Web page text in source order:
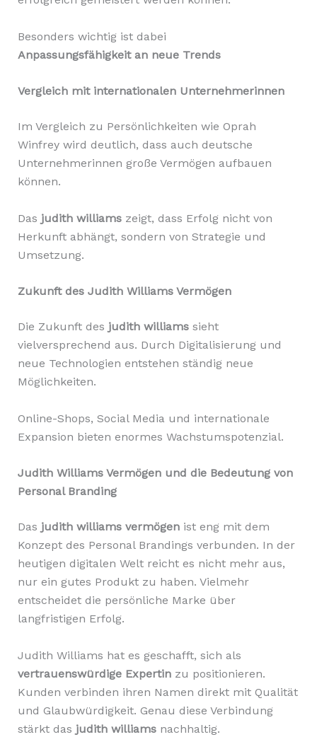
Besonders wichtig ist dabei
Anpassungsfähigkeit an neue Trends
Vergleich mit internationalen Unternehmerinnen
Im Vergleich zu Persönlichkeiten wie Oprah
Winfrey wird deutlich, dass auch deutsche
Unternehmerinnen große Vermögen aufbauen
können.
Das judith williams zeigt, dass Erfolg nicht von
Herkunft abhängt, sondern von Strategie und
Umsetzung.
Zukunft des Judith Williams Vermögen
Die Zukunft des judith williamssieht
vielversprechend aus. Durch Digitalisierung und
neue Technologien entstehen ständig neue
Möglichkeiten.
Online-Shops, Social Media und internationale
Expansion bieten enormes Wachstumspotenzial.
Judith Williams Vermögen und die Bedeutung von
Personal Branding
Das judith williams vermögenist eng mit dem
Konzept des Personal Brandings verbunden. In der
heutigen digitalen Welt reicht es nicht mehr aus,
nur ein gutes Produkt zu haben. Vielmehr
entscheidet die persönliche Marke über
langfristigen Erfolg.
Judith Williams hat es geschafft, sich als
vertrauenswürdige Expertinzu positionieren.
Kunden verbinden ihren Namen direkt mit Qualität
und Glaubwürdigkeit. Genau diese Verbindung
stärkt das judith williams nachhaltig.